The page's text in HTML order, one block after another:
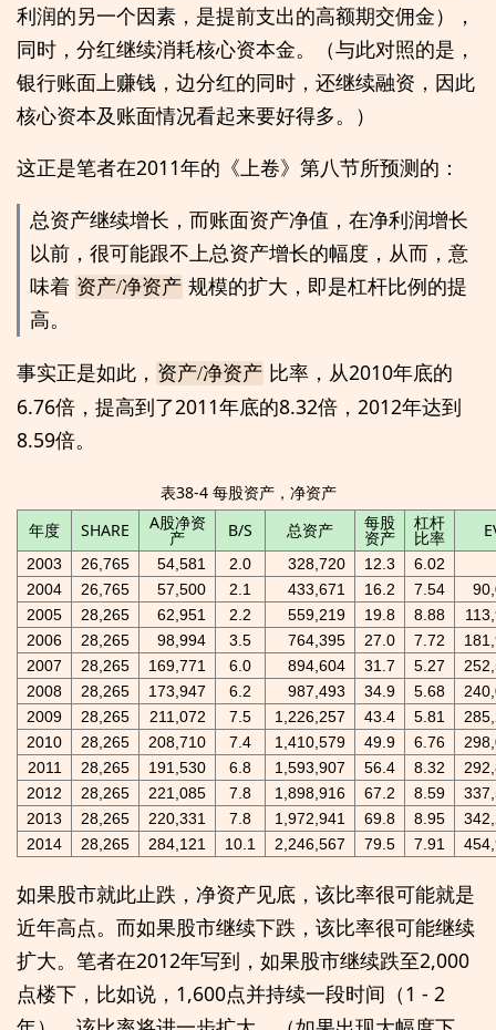
利润的另一个因素，是提前支出的高额期交佣金），
同时，分红继续消耗核心资本金。（与此对照的是，
银行账面上赚钱，边分红的同时，还继续融资，因此
核心资本及账面情况看起来要好得多。）
这正是笔者在2011年的《上卷》第八节所预测的：
总资产继续增长，而账面资产净值，在净利润增长
以前，很可能跟不上总资产增长的幅度，从而，意
味着 资产/净资产 规模的扩大，即是杠杆比例的提
高。
事实正是如此， 资产/净资产 比率，从2010年底的
6.76倍，提高到了2011年底的8.32倍，2012年达到
8.59倍。
表38-4 每股资产，净资产
年度
SHARE A股净资
产 B/S 总资产 每股
资产
杠杆
比率
2003 26,765 54,581 2.0 328,720 12.3
6.02
2004
26,765 57,500 2.1 433,671 16.2 7.54
2005
28,265 62,951 2.2 559,219 19.8 8.88
2006
28,265 98,994 3.5 764,395 27.0 7.72
2007
28,265 169,771 6.0 894,604 31.7 5.27
2008
28,265 173,947 6.2 987,493 34.9 5.68
2009
28,265 211,072 7.5 1,226,257 43.4 5.81
2010
28,265 208,710 7.4 1,410,579 49.9 6.76
2011
28,265 191,530 6.8 1,593,907 56.4 8.32
2012
28,265 221,085 7.8 1,898,916 67.2 8.59
2013
28,265 220,331 7.8 1,972,941 69.8 8.95
2014
28,265 284,121 10.1 2,246,567 79.5 7.91
如果股市就此止跌，净资产见底，该比率很可能就是
近年高点。而如果股市继续下跌，该比率很可能继续
扩大。笔者在2012年写到，如果股市继续跌至2,000
点楼下，比如说，1,600点并持续一段时间（1 - 2